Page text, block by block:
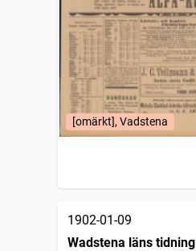
[omärkt], Vadstena
1902-01-09
Wadstena läns tidning